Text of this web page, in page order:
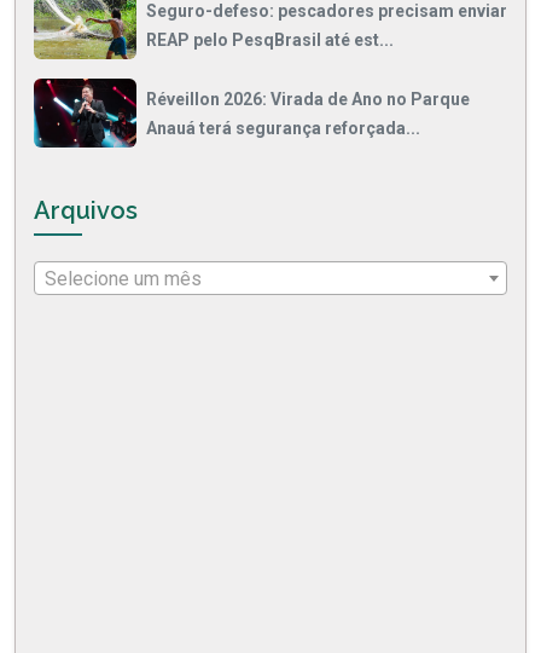
Seguro-defeso: pescadores precisam enviar
REAP pelo PesqBrasil até est...
Réveillon 2026: Virada de Ano no Parque
Anauá terá segurança reforçada...
Arquivos
Selecione um mês